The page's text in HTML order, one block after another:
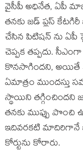
వైసీపీ అధినేత, ఏపీ
తనకు జడ్ ప్లస్
చేసిన పిటిషన్ ను ఏపీ
చెప్పక తప్పదు.
కొనసాగిందని, అయితే
ఏమాత్రం ముందస్తు
స్థాయిని
తనకు ముప్పు పొంచి
ఇదివరకటి మాదిరిగానే
కోర్టును కోరారు.